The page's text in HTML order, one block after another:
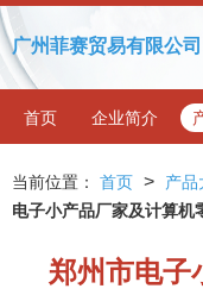
广州菲赛贸易有限公司
首页 企业简介
当前位置： 首页 > 产品
电子小产品厂家及计算机
郑州市电子